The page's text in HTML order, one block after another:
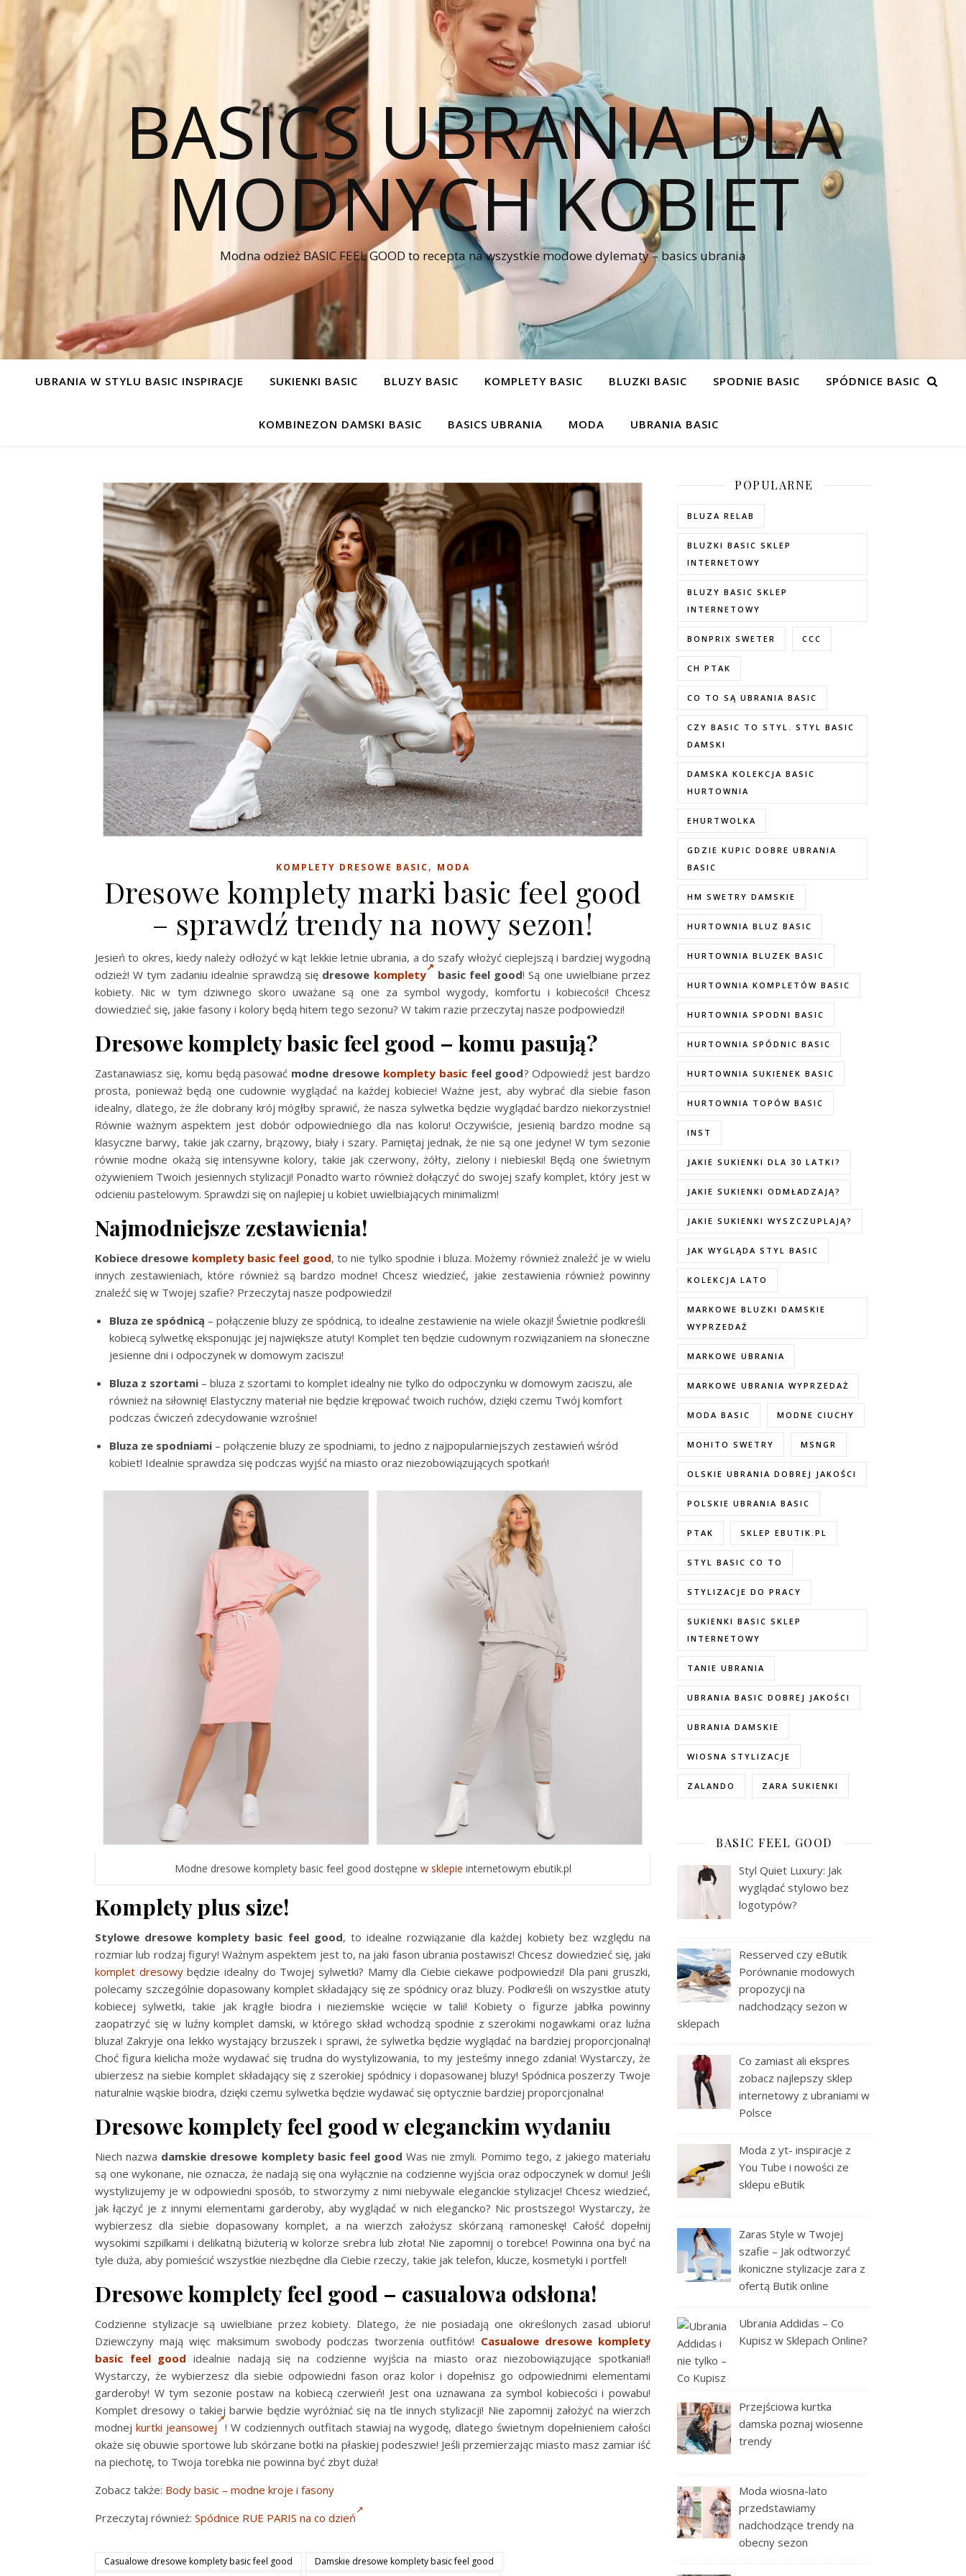
BASICS UBRANIA DLA
MODNYCH KOBIET
Modna odzież BASIC FEEL GOOD to recepta na wszystkie modowe dylematy – basics ubrania
UBRANIA W STYLU BASIC INSPIRACJE SUKIENKI BASIC BLUZY BASIC KOMPLETY BASIC BLUZKI BASIC SPODNIE BASIC SPÓDNICE BASIC
KOMBINEZON DAMSKI BASIC BASICS UBRANIA MODA UBRANIA BASIC
KOMPLETY DRESOWE BASIC, MODA
Dresowe komplety marki basic feel good
– sprawdź trendy na nowy sezon!
Jesień to okres, kiedy należy odłożyć w kąt lekkie letnie ubrania, a do szafy włożyć cieplejszą i bardziej wygodną
odzież! W tym zadaniu idealnie sprawdzą się dresowe komplety basic feel good! Są one uwielbiane przez
kobiety. Nic w tym dziwnego skoro uważane są one za symbol wygody, komfortu i kobiecości! Chcesz
dowiedzieć się, jakie fasony i kolory będą hitem tego sezonu? W takim razie przeczytaj nasze podpowiedzi!
Dresowe komplety basic feel good – komu pasują?
Zastanawiasz się, komu będą pasować modne dresowe komplety basicfeel good? Odpowiedź jest bardzo
prosta, ponieważ będą one cudownie wyglądać na każdej kobiecie! Ważne jest, aby wybrać dla siebie fason
idealny, dlatego, że źle dobrany krój mógłby sprawić, że nasza sylwetka będzie wyglądać bardzo niekorzystnie!
Równie ważnym aspektem jest dobór odpowiedniego dla nas koloru! Oczywiście, jesienią bardzo modne są
klasyczne barwy, takie jak czarny, brązowy, biały i szary. Pamiętaj jednak, że nie są one jedyne! W tym sezonie
równie modne okażą się intensywne kolory, takie jak czerwony, żółty, zielony i niebieski! Będą one świetnym
ożywieniem Twoich jesiennych stylizacji! Ponadto warto również dołączyć do swojej szafy komplet, który jest w
odcieniu pastelowym. Sprawdzi się on najlepiej u kobiet uwielbiających minimalizm!
Najmodniejsze zestawienia!
Kobiece dresowe komplety basic feel good, to nie tylko spodnie i bluza. Możemy również znaleźć je w wielu
innych zestawieniach, które również są bardzo modne! Chcesz wiedzieć, jakie zestawienia również powinny
znaleźć się w Twojej szafie? Przeczytaj nasze podpowiedzi!
Bluza ze spódnicą – połączenie bluzy ze spódnicą, to idealne zestawienie na wiele okazji! Świetnie podkreśli
kobiecą sylwetkę eksponując jej największe atuty! Komplet ten będzie cudownym rozwiązaniem na słoneczne
jesienne dni i odpoczynek w domowym zaciszu!
Bluza z szortami – bluza z szortami to komplet idealny nie tylko do odpoczynku w domowym zaciszu, ale
również na siłownię! Elastyczny materiał nie będzie krępować twoich ruchów, dzięki czemu Twój komfort
podczas ćwiczeń zdecydowanie wzrośnie!
Bluza ze spodniami – połączenie bluzy ze spodniami, to jedno z najpopularniejszych zestawień wśród
kobiet! Idealnie sprawdza się podczas wyjść na miasto oraz niezobowiązujących spotkań!
Modne dresowe komplety basic feel good dostępne w sklepie internetowym ebutik.pl
Komplety plus size!
Stylowe dresowe komplety basic feel good, to idealne rozwiązanie dla każdej kobiety bez względu na
rozmiar lub rodzaj figury! Ważnym aspektem jest to, na jaki fason ubrania postawisz! Chcesz dowiedzieć się, jaki
komplet dresowybędzie idealny do Twojej sylwetki? Mamy dla Ciebie ciekawe podpowiedzi! Dla pani gruszki,
polecamy szczególnie dopasowany komplet składający się ze spódnicy oraz bluzy. Podkreśli on wszystkie atuty
kobiecej sylwetki, takie jak krągłe biodra i nieziemskie wcięcie w talii! Kobiety o figurze jabłka powinny
zaopatrzyć się w luźny komplet damski, w którego skład wchodzą spodnie z szerokimi nogawkami oraz luźna
bluza! Zakryje ona lekko wystający brzuszek i sprawi, że sylwetka będzie wyglądać na bardziej proporcjonalną!
Choć figura kielicha może wydawać się trudna do wystylizowania, to my jesteśmy innego zdania! Wystarczy, że
ubierzesz na siebie komplet składający się z szerokiej spódnicy i dopasowanej bluzy! Spódnica poszerzy Twoje
naturalnie wąskie biodra, dzięki czemu sylwetka będzie wydawać się optycznie bardziej proporcjonalna!
Dresowe komplety feel good w eleganckim wydaniu
Niech nazwa damskie dresowe komplety basic feel good Was nie zmyli. Pomimo tego, z jakiego materiału
są one wykonane, nie oznacza, że nadają się ona wyłącznie na codzienne wyjścia oraz odpoczynek w domu! Jeśli
wystylizujemy je w odpowiedni sposób, to stworzymy z nimi niebywale eleganckie stylizacje! Chcesz wiedzieć,
jak łączyć je z innymi elementami garderoby, aby wyglądać w nich elegancko? Nic prostszego! Wystarczy, że
wybierzesz dla siebie dopasowany komplet, a na wierzch założysz skórzaną ramoneskę! Całość dopełnij
wysokimi szpilkami i delikatną biżuterią w kolorze srebra lub złota! Nie zapomnij o torebce! Powinna ona być na
tyle duża, aby pomieścić wszystkie niezbędne dla Ciebie rzeczy, takie jak telefon, klucze, kosmetyki i portfel!
Dresowe komplety feel good – casualowa odsłona!
Codzienne stylizacje są uwielbiane przez kobiety. Dlatego, że nie posiadają one określonych zasad ubioru!
Dziewczyny mają więc maksimum swobody podczas tworzenia outfitów! Casualowe dresowe komplety
basic feel good idealnie nadają się na codzienne wyjścia na miasto oraz niezobowiązujące spotkania!!
Wystarczy, że wybierzesz dla siebie odpowiedni fason oraz kolor i dopełnisz go odpowiednimi elementami
garderoby! W tym sezonie postaw na kobiecą czerwień! Jest ona uznawana za symbol kobiecości i powabu!
Komplet dresowy o takiej barwie będzie wyróżniać się na tle innych stylizacji! Nie zapomnij założyć na wierzch
modnej kurtki jeansowej ! W codziennych outfitach stawiaj na wygodę, dlatego świetnym dopełnieniem całości
okaże się obuwie sportowe lub skórzane botki na płaskiej podeszwie! Jeśli przemierzając miasto masz zamiar iść
na piechotę, to Twoja torebka nie powinna być zbyt duża!
Zobacz także: Body basic – modne kroje i fasony
Przeczytaj również: Spódnice RUE PARIS na co dzień
Casualowe dresowe komplety basic feel good
Damskie dresowe komplety basic feel good
POPULARNE
BLUZA RELAB
BLUZKI BASIC SKLEP
INTERNETOWY
BLUZY BASIC SKLEP
INTERNETOWY
BONPRIX SWETER CCC
CH PTAK
CO TO SĄ UBRANIA BASIC
CZY BASIC TO STYL. STYL BASIC
DAMSKI
DAMSKA KOLEKCJA BASIC
HURTOWNIA
EHURTWOLKA
GDZIE KUPIC DOBRE UBRANIA
BASIC
HM SWETRY DAMSKIE
HURTOWNIA BLUZ BASIC
HURTOWNIA BLUZEK BASIC
HURTOWNIA KOMPLETÓW BASIC
HURTOWNIA SPODNI BASIC
HURTOWNIA SPÓDNIC BASIC
HURTOWNIA SUKIENEK BASIC
HURTOWNIA TOPÓW BASIC
INST
JAKIE SUKIENKI DLA 30 LATKI?
JAKIE SUKIENKI ODMŁADZAJĄ?
JAKIE SUKIENKI WYSZCZUPLAJĄ?
JAK WYGLĄDA STYL BASIC
KOLEKCJA LATO
MARKOWE BLUZKI DAMSKIE
WYPRZEDAŻ
MARKOWE UBRANIA
MARKOWE UBRANIA WYPRZEDAŻ
MODA BASIC MODNE CIUCHY
MOHITO SWETRY MSNGR
OLSKIE UBRANIA DOBREJ JAKOŚCI
POLSKIE UBRANIA BASIC
PTAK SKLEP EBUTIK.PL
STYL BASIC CO TO
STYLIZACJE DO PRACY
SUKIENKI BASIC SKLEP
INTERNETOWY
TANIE UBRANIA
UBRANIA BASIC DOBREJ JAKOŚCI
UBRANIA DAMSKIE
WIOSNA STYLIZACJE
ZALANDO ZARA SUKIENKI
BASIC FEEL GOOD
Styl Quiet Luxury: Jak
wyglądać stylowo bez
logotypów?
Resserved czy eButik
Porównanie modowych
propozycji na
nadchodzący sezon w
sklepach
Co zamiast ali ekspres
zobacz najlepszy sklep
internetowy z ubraniami w
Polsce
Moda z yt- inspiracje z
You Tube i nowości ze
sklepu eButik
Zaras Style w Twojej
szafie – Jak odtworzyć
ikoniczne stylizacje zara z
ofertą Butik online
Ubrania Addidas – Co
Kupisz w Sklepach Online?
Przejściowa kurtka
damska poznaj wiosenne
trendy
Moda wiosna-lato
przedstawiamy
nadchodzące trendy na
obecny sezon